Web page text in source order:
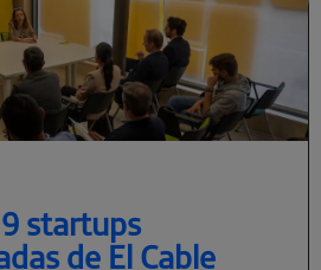
startups
de El Cable